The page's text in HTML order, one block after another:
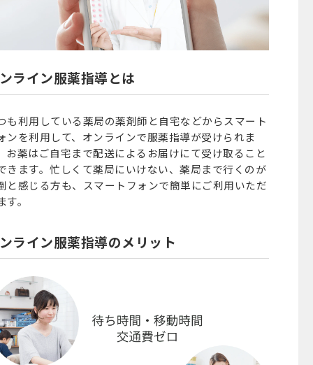
ライン服薬指導とは
も利用している薬局の薬剤師と自宅などからスマート
ンを利用して、オンラインで服薬指導が受けられま
お薬はご⾃宅まで配送によるお届けにて受け取ること
きます。忙しくて薬局にいけない、薬局まで行くのが
と感じる方も、スマートフォンで簡単にご利用いただ
す。
ライン服薬指導のメリット